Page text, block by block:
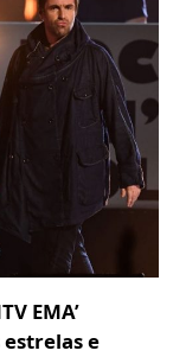
EMA’
e